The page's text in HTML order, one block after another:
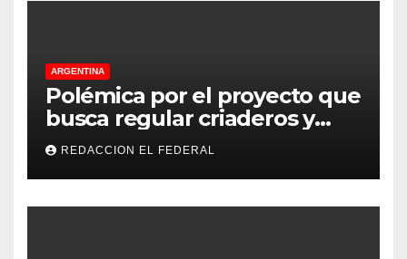
ARGENTINA
Polémica por el proyecto que
busca regular criaderos y
refugios de perros y gatos:
denuncian excesos, mientras
proteccionistas reclaman
controles más duros
REDACCION EL FEDERAL